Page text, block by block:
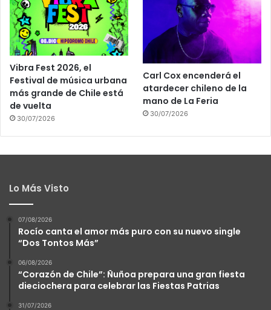
Vibra Fest 2026, el
Festival de música urbana
más grande de Chile está
de vuelta
30/07/2026
Carl Cox encenderá el
atardecer chileno de la
mano de La Feria
30/07/2026
Lo Más Visto
07/08/2026
Rocío canta el amor más puro con su nuevo single
“Dos Tontos Más”
06/08/2026
“Corazón de Chile”: Ñuñoa prepara una gran fiesta
dieciochera para celebrar las Fiestas Patrias
31/07/2026